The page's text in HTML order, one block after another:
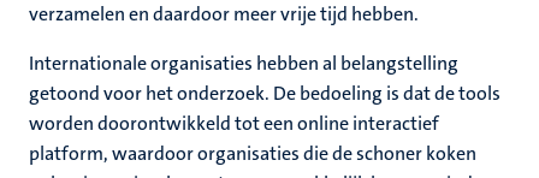
verzamelen en daardoor meer vrije tijd hebben.
Internationale organisaties hebben al belangstelling
getoond voor het onderzoek. De bedoeling is dat de tools
worden doorontwikkeld tot een online interactief
platform, waardoor organisaties die de schoner koken